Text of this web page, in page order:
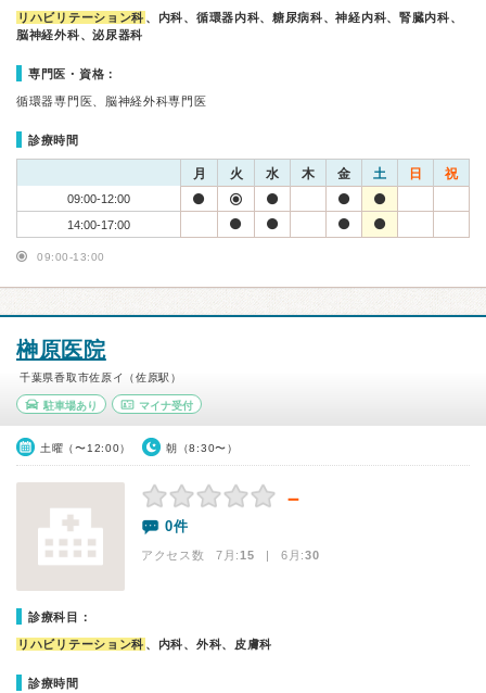
リハビリテーション科 、内科、循環器内科、糖尿病科、神経内科、腎臓内科、
脳神経外科、泌尿器科
専門医・資格：
循環器専門医、脳神経外科専門医
診療時間
月 火 水 木 金 土 日 祝
09:00-12:00
14:00-17:00
09:00-13:00
榊原医院
千葉県香取市佐原イ（佐原駅）
駐車場あり マイナ受付
土曜（〜12:00） 朝（8:30〜）
－
0件
アクセス数 7月:15 | 6月:30
診療科目：
リハビリテーション科 、内科、外科、皮膚科
診療時間